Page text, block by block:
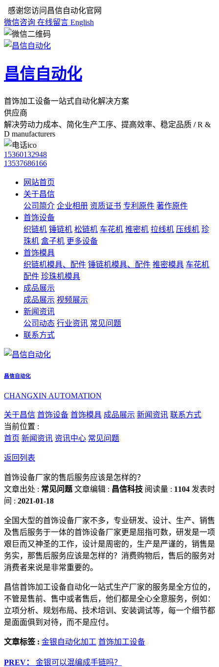
感谢您访问昌信自动化官网
微信咨询 在线留言 English
昌信自动化
首饰加工设备一站式自动化解决方案
供应商
解决劳动力成本、简化生产工序、提高效率、稳定品质 / R &
D manufacturers
15360132948
13537686166
网站首页
关于昌信
公司简介 企业相册 资质证书 专利原件 著作原件
首饰设备
织链机 锤链机 松链机 车花机 推密机 拉线机 压线机 珍
珠机 盒子机 更多设备
首饰模具
织链机模具、配件 锤链机模具、配件 推密模具 车花机
配件 珍珠机模具
成品展示
成品展示 视频展示
新闻资讯
公司动态 行业资讯 常见问题
联系方式
昌信自动化
CHANGXIN AUTOMATION
关于昌信 首饰设备 首饰模具 成品展示 新闻资讯 联系方式
当前位置 :
首页 新闻资讯 资讯中心 常见问题
返回列表
首饰设备厂家的售后服务应该是怎样的？
文章出处 : 常见问题 文章编辑 : 昌信科技 阅读量 : 1104 发表时
间 : 2021-01-18
全国大型的首饰设备厂家不多，专业研发、设计、生产、销售
及售后服务于一体的首饰设备厂家更是屈指可数，研发是一项
艰巨而又神圣的工作，设计是周密的，生产是严谨的，销售是
务实，那售后服务应该是怎样的？消费购物后，售后的服务对
消费者来说是非常重要的。
昌信首饰加工设备自动化一站式生产厂家的服务是全方位的，
不管是售前、售中或者售后，他们都是全心全意服务，例如：
立项分析、规划布局、技术培训、安装调试等，每一个细节都
是面面俱到对待，而不是应付。
文章标签 : 金银自动化加工 首饰加工设备
PREV：
金银可以混编成手链吗？